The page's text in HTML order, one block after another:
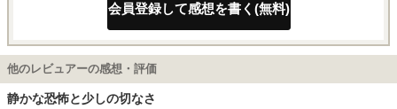
会員登録して感想を書く(無料)
他のレビュアーの感想・評価
静かな恐怖と少しの切なさ